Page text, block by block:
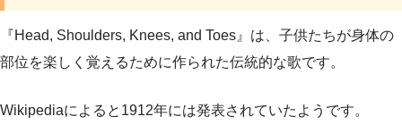
『Head, Shoulders, Knees, and Toes』は、子供たちが身体の
部位を楽しく覚えるために作られた伝統的な歌です。
Wikipediaによると1912年には発表されていたようです。